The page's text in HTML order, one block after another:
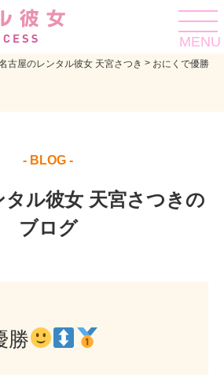
toggle
MENU
古屋のレンタル彼女 天宮さつき > おにくで優勝
- BLOG -
ル彼女 天宮さつきの
ブログ
勝